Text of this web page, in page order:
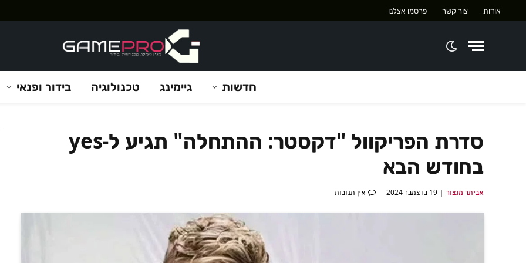
אודות צור קשר פרסמו אצלנו
חדשות גיימינג טכנולוגיה בידור ופנאי
סדרת הפריקוול "דקסטר: ההתחלה" תגיע ל-yes
בחודש הבא
אביתר מנצור 19 בדצמבר 2024 אין תגובות